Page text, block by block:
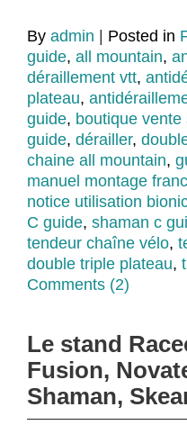
By admin Posted in
guide, all mountain,
déraillement vtt,
plateau,
guide, boutique
guide, dérailler,
chaine all mountain,
manuel montage
notice utilisation
C guide, shaman c
tendeur chaîne vélo,
double triple plateau,
Comments (2)
Le stand
Fusion,
Shaman,